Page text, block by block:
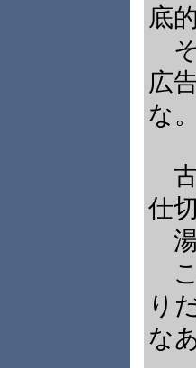
底
そ
広
な。
古
仕
湯
こ
り
な